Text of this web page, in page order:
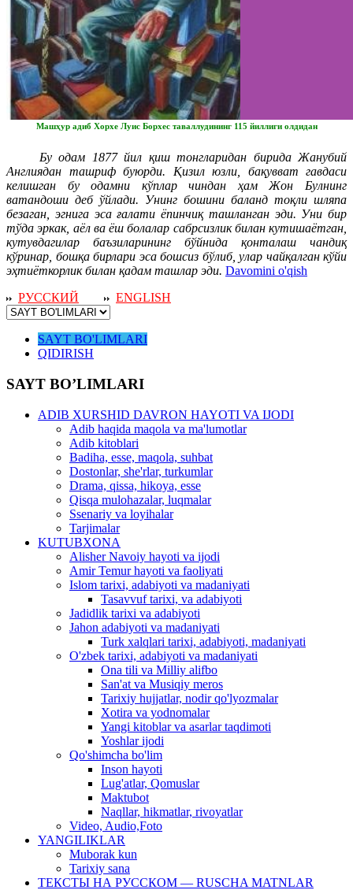
Машҳур адиб Хорхе Луис Борхес таваллудининг 115 йиллиги олдидан
Бу одам 1877 йил қиш тонгларидан бирида Жанубий
Англиядан ташриф буюрди. Қизил юзли, бақувват гавдаси
келишган бу одамни кўплар чиндан ҳам Жон Булнинг
ватандоши деб ўйлади. Унинг бошини баланд тоқли шляпа
безаган, эгнига эса ғалати ёпинчиқ ташланган эди. Уни бир
тўда эркак, аёл ва ёш болалар сабрсизлик билан кутишаётган,
кутувдагилар баъзиларининг бўйнида қонталаш чандиқ
кўринар, бошқа бирлари эса бошсиз бўлиб, улар чайқалган кўйи
эҳтиёткорлик билан қадам ташлар эди. Davomini o'qish
РУССКИЙ
ENGLISH
SAYT BO'LIMLARI
QIDIRISH
SAYT BO’LIMLARI
ADIB XURSHID DAVRON HAYOTI VA IJODI
Adib haqida maqola va ma'lumotlar
Adib kitoblari
Badiha, esse, maqola, suhbat
Dostonlar, she'rlar, turkumlar
Drama, qissa, hikoya, esse
Qisqa mulohazalar, luqmalar
Ssenariy va loyihalar
Tarjimalar
KUTUBXONA
Alisher Navoiy hayoti va ijodi
Amir Temur hayoti va faoliyati
Islom tarixi, adabiyoti va madaniyati
Tasavvuf tarixi, va adabiyoti
Jadidlik tarixi va adabiyoti
Jahon adabiyoti va madaniyati
Turk xalqlari tarixi, adabiyoti, madaniyati
O'zbek tarixi, adabiyoti va madaniyati
Ona tili va Milliy alifbo
San'at va Musiqiy meros
Tarixiy hujjatlar, nodir qo'lyozmalar
Xotira va yodnomalar
Yangi kitoblar va asarlar taqdimoti
Yoshlar ijodi
Qo'shimcha bo'lim
Inson hayoti
Lug'atlar, Qomuslar
Maktubot
Naqllar, hikmatlar, rivoyatlar
Video, Audio,Foto
YANGILIKLAR
Muborak kun
Tarixiy sana
ТЕКСТЫ НА РУССКОМ — RUSCHA MATNLAR